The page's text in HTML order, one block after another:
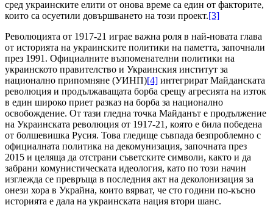
сред украинските елити от онова време са един от факторите,
които са осуетили довършването на този проект.[3]
Революцията от 1917-21 играе важна роля в най-новата глава
от историята на украинските политики на паметта, започнали
през 1991. Официалните възпоменателни политики на
украинското правителство и Украинския институт за
национално припомняне (УИНП)[4] интегрират Майданската
революция и продължаващата борба срещу агресията на изток
в един широко приет разказ на борба за национално
освобождение. От тази гледна точка Майданът е продължение
на Украинската революция от 1917-21, която е била победена
от болшевишка Русия. Това гледище съвпада безпроблемно с
официалната политика на декомунизация, започната през
2015 и целяща да отстрани съветските символи, както и да
забрани комунистическата идеология, като по този начин
изглежда се превръща в последния акт на деколонизация за
онези хора в Украйна, които вярват, че сто години по-късно
историята е дала на украинската нация втори шанс.